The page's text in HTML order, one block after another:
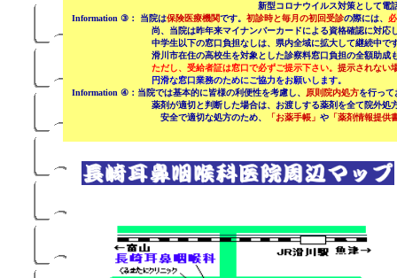
新型コロナウイルス対策として電話等による予約
Information ③： 当院は保険医療機関です。 初診時と毎月の初回受診の際には、
尚、当院は昨年来マイナンバーカードによる資格確認に対応してお
中学生以下の窓口負担なしは、県内全域に拡大して継続中で
滑川市在住の高校生を対象とした診察料窓口負担の全額助成も引
ただし、受給者証は窓口で必ずご提示下さい。 提示されない
円滑な窓口業務のためにご協力をお願いします。
Information ④：当院では基本的に皆様の利便性を考慮し、 原則院内処方を行っ
薬剤が適切と判断した場合は、お渡しする薬剤を全て院外処方
安全で適切な処方のため、
「お薬手帳」 や 「薬剤情報提供